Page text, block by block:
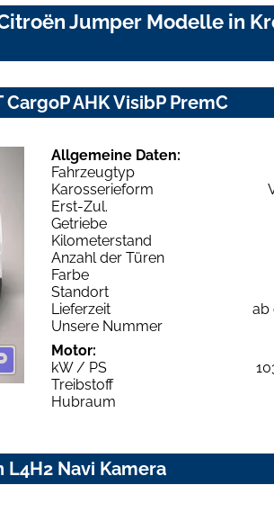
Jumper Modelle in
AHK VisibP PremC
Allgemeine Daten:
Fahrzeugtyp
Karosserieform
Erst-Zul.
Getriebe
Kilometerstand
Anzahl der Türen
Farbe
Standort
Lieferzeit
ab
Unsere Nummer
Motor:
kW / PS
Treibstoff
Hubraum
Navi Kamera